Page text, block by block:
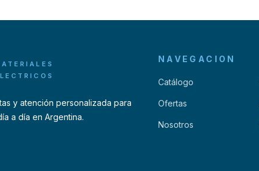
y atención personalizada para
a día en Argentina.
NAVEGACION
Catálogo
Ofertas
Nosotros